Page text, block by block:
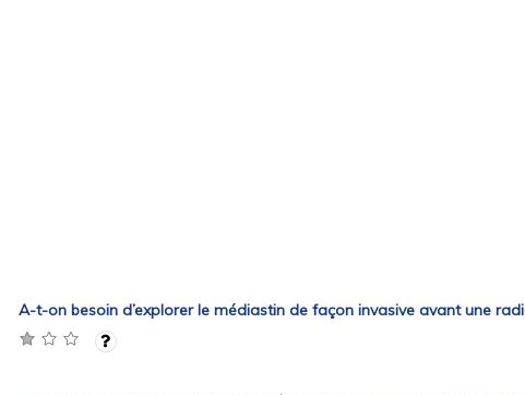
A-t-on besoin d’explorer le médiastin de façon invasive avant une